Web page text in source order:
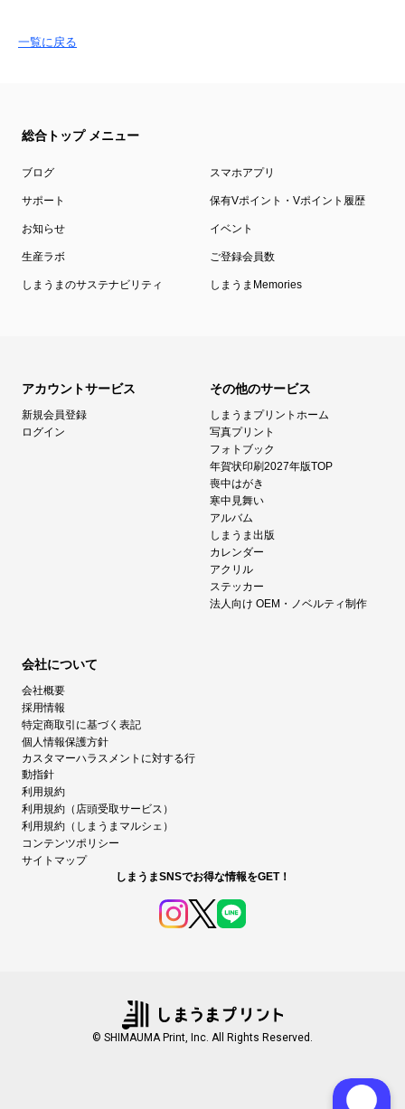
一覧に戻る
総合トップ メニュー
ブログ スマホアプリ
サポート 保有Vポイント・Vポイント履歴
お知らせ イベント
生産ラボ ご登録会員数
しまうまのサステナビリティ しまうまMemories
アカウントサービス
新規会員登録
ログイン
その他のサービス
しまうまプリントホーム
写真プリント
フォトブック
年賀状印刷2027年版TOP
喪中はがき
寒中見舞い
アルバム
しまうま出版
カレンダー
アクリル
ステッカー
法人向け OEM・ノベルティ制作
会社について
会社概要
採用情報
特定商取引に基づく表記
個人情報保護方針
カスタマーハラスメントに対する行
動指針
利用規約
利用規約（店頭受取サービス）
利用規約（しまうまマルシェ）
コンテンツポリシー
サイトマップ
しまうまSNSでお得な情報をGET！
© SHIMAUMA Print, Inc. All Rights Reserved.